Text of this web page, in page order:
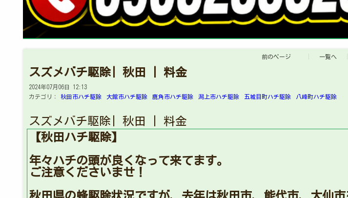
前のページ 一覧へ
スズメバチ駆除| 秋田 | 料金
2024年07月06日 12:13
カテゴリ：
秋田市ハチ駆除 大館市ハチ駆除 鹿角市ハチ駆除 潟上市ハチ駆除 五城目町ハチ駆除 八峰町ハチ駆除
スズメバチ駆除| 秋田 | 料金
【秋田ハチ駆除】
年々ハチの頭が良くなって来てます。
ご注意くださいませ！
秋田県の蜂駆除状況ですが、去年は秋田市、能代市、大仙